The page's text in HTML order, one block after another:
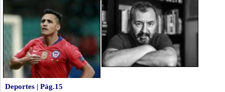
Deportes | Pág.15